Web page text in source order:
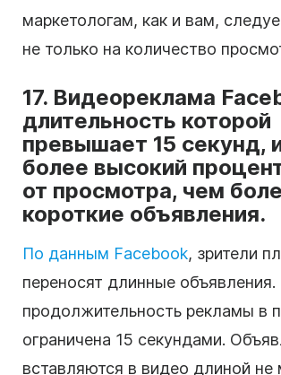
маркетологам, как и вам,
не только на количество
17. Видеореклама
длительность которой
превышает 15 секунд,
более высокий
от просмотра, чем
короткие объявления.
По данным Facebook, зрители
переносят длинные
продолжительность рекламы в
ограничена 15 секундами.
вставляются в видео длиной не